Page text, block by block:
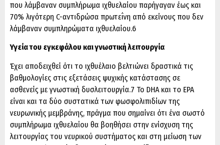
που λάμβαναν συμπλήρωμα ιχθυελαίου παρήγαγαν έως και
70% λιγότερη C-αντιδρώσα πρωτεΐνη από εκείνους που δεν
λάμβαναν συμπληρώματα ιχθυελαίου.6
Υγεία του εγκεφάλου και γνωστική λειτουργία
Έχει αποδειχθεί ότι το ιχθυέλαιο βελτιώνει δραστικά τις
βαθμολογίες στις εξετάσεις ψυχικής κατάστασης σε
ασθενείς με γνωστική δυσλειτουργία.7 Το DHA και το EPA
είναι και τα δύο συστατικά των φωσφολιπιδίων της
νευρωνικής μεμβράνης, πράγμα που σημαίνει ότι ένα σωστό
συμπλήρωμα ιχθυελαίου θα βοηθήσει στην ενίσχυση της
λειτουργίας του νευρικού συστήματος και στη μείωση των